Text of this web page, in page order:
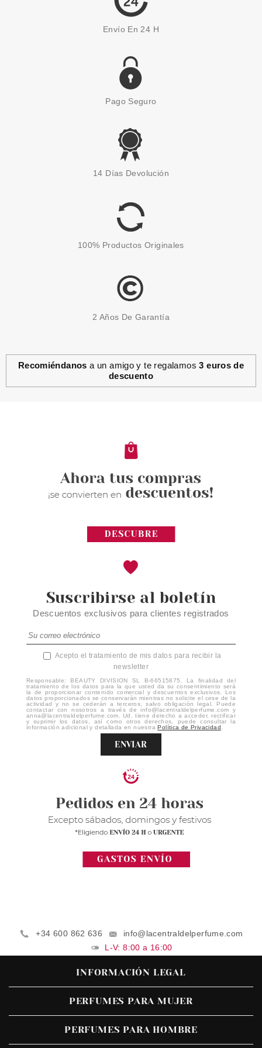
CATRICE
PESTAÑAS POSTIZAS CON
7.90€
CATRICE
2.40€
Envío En 24 H
Pago Seguro
14 Días Devolución
100% Productos Originales
2 Años De Garantía
Recomiéndanos a un amigo y te regalamos3 euros de
descuento
Suscribirse al boletín
Descuentos exclusivos para clientes registrados
Acepto el tratamiento de mis datos para recibir la
newsletter
Responsable: BEAUTY DIVISION SL B-66515875. La finalidad del
tratamiento de los datos para la que usted da su consentimiento será
la de proporcionar contenido comercial y descuentos exclusivos. Los
datos proporcionados se conservarán mientras no solicite el cese de la
actividad y no se cederán a terceros, salvo obligación legal. Puede
contactar con nosotros a través de info@lacentraldelperfume.com y
anna@lacentraldelperfume.com. Ud. tiene derecho a acceder, rectificar
y suprimir los datos, así como otros derechos, puede consultar la
información adicional y detallada en nuestraPolítica de Privacidad
ENVIAR
+34 600 862 636
info@lacentraldelperfume.com
L-V: 8:00 a 16:00
INFORMACIÓN LEGAL
PERFUMES PARA MUJER
PERFUMES PARA HOMBRE